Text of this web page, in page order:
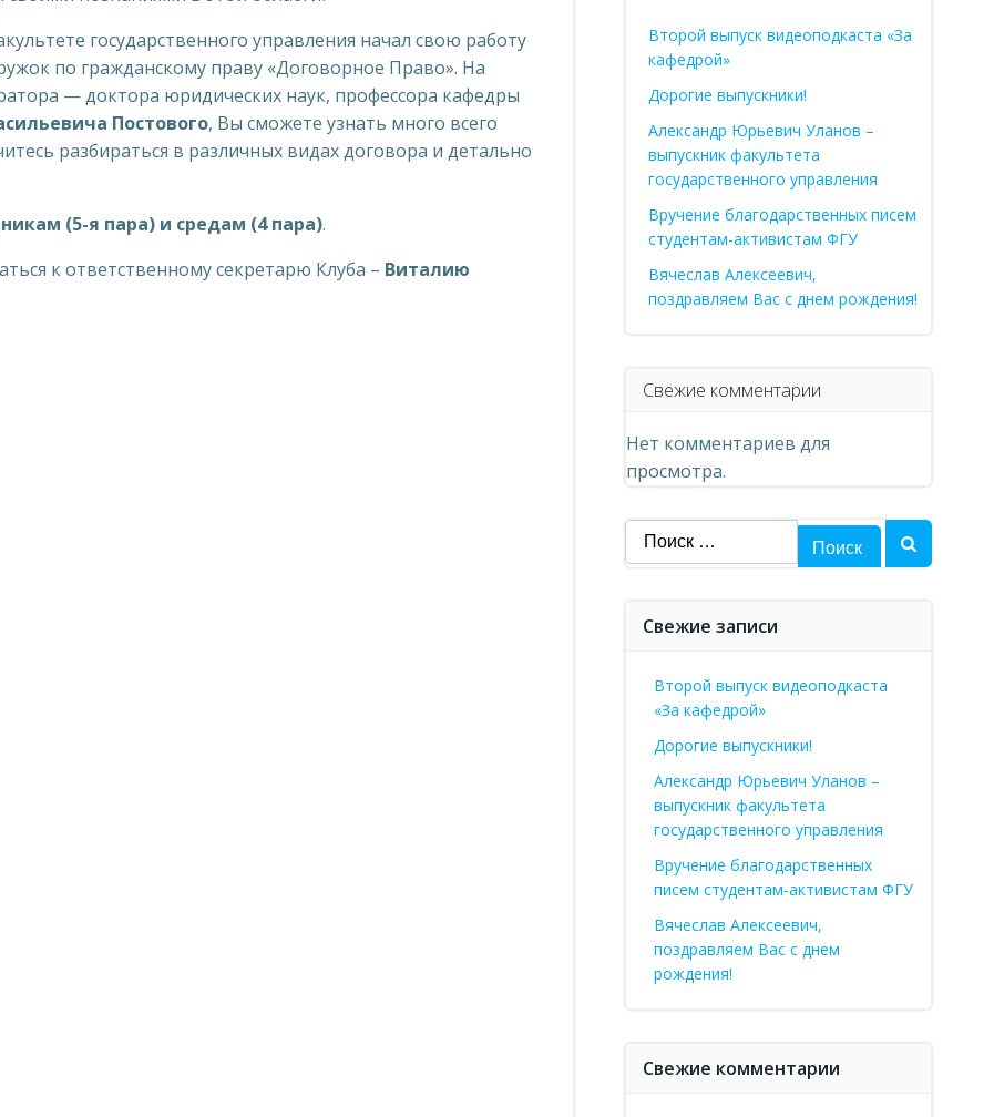
государственного управления начал свою работу
по гражданскому праву «Договорное Право». На
— доктора юридических наук, профессора кафедры
Постового, Вы сможете узнать много всего
разбираться в различных видах договора и детально
(5-я пара) и средам (4 пара).
к ответственному секретарю Клуба – Виталию
Второй выпуск видеоподкаста «За
кафедрой»
Дорогие выпускники!
Александр Юрьевич Уланов –
выпускник факультета
государственного управления
Вручение благодарственных писем
студентам-активистам ФГУ
Вячеслав Алексеевич,
поздравляем Вас с днем рождения!
Свежие комментарии
Нет комментариев для
просмотра.
Найти:
Свежие записи
Второй выпуск видеоподкаста
«За кафедрой»
Дорогие выпускники!
Александр Юрьевич Уланов –
выпускник факультета
государственного управления
Вручение благодарственных
писем студентам-активистам ФГУ
Вячеслав Алексеевич,
поздравляем Вас с днем
рождения!
Свежие комментарии